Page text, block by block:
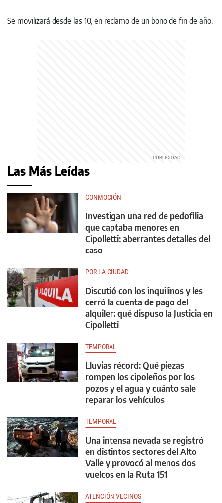
Se movilizará desde las 10, en reclamo de un bono de fin de año.
Las Más Leídas
CONMOCIÓN
Investigan una red de pedofilia
que captaba menores en
Cipolletti: aberrantes detalles del
caso
POR LA CIUDAD
Discutió con los inquilinos y les
cerró la cuenta de pago del
alquiler: qué dispuso la Justicia en
Cipolletti
TEMPORAL
Lluvias récord: Qué piezas
rompen los cipoleños por los
pozos y el agua y cuánto sale
reparar los vehículos
TEMPORAL
Una intensa nevada se registró
en distintos sectores del Alto
Valle y provocó al menos dos
vuelcos en la Ruta 151
ATENCIÓN VECINOS